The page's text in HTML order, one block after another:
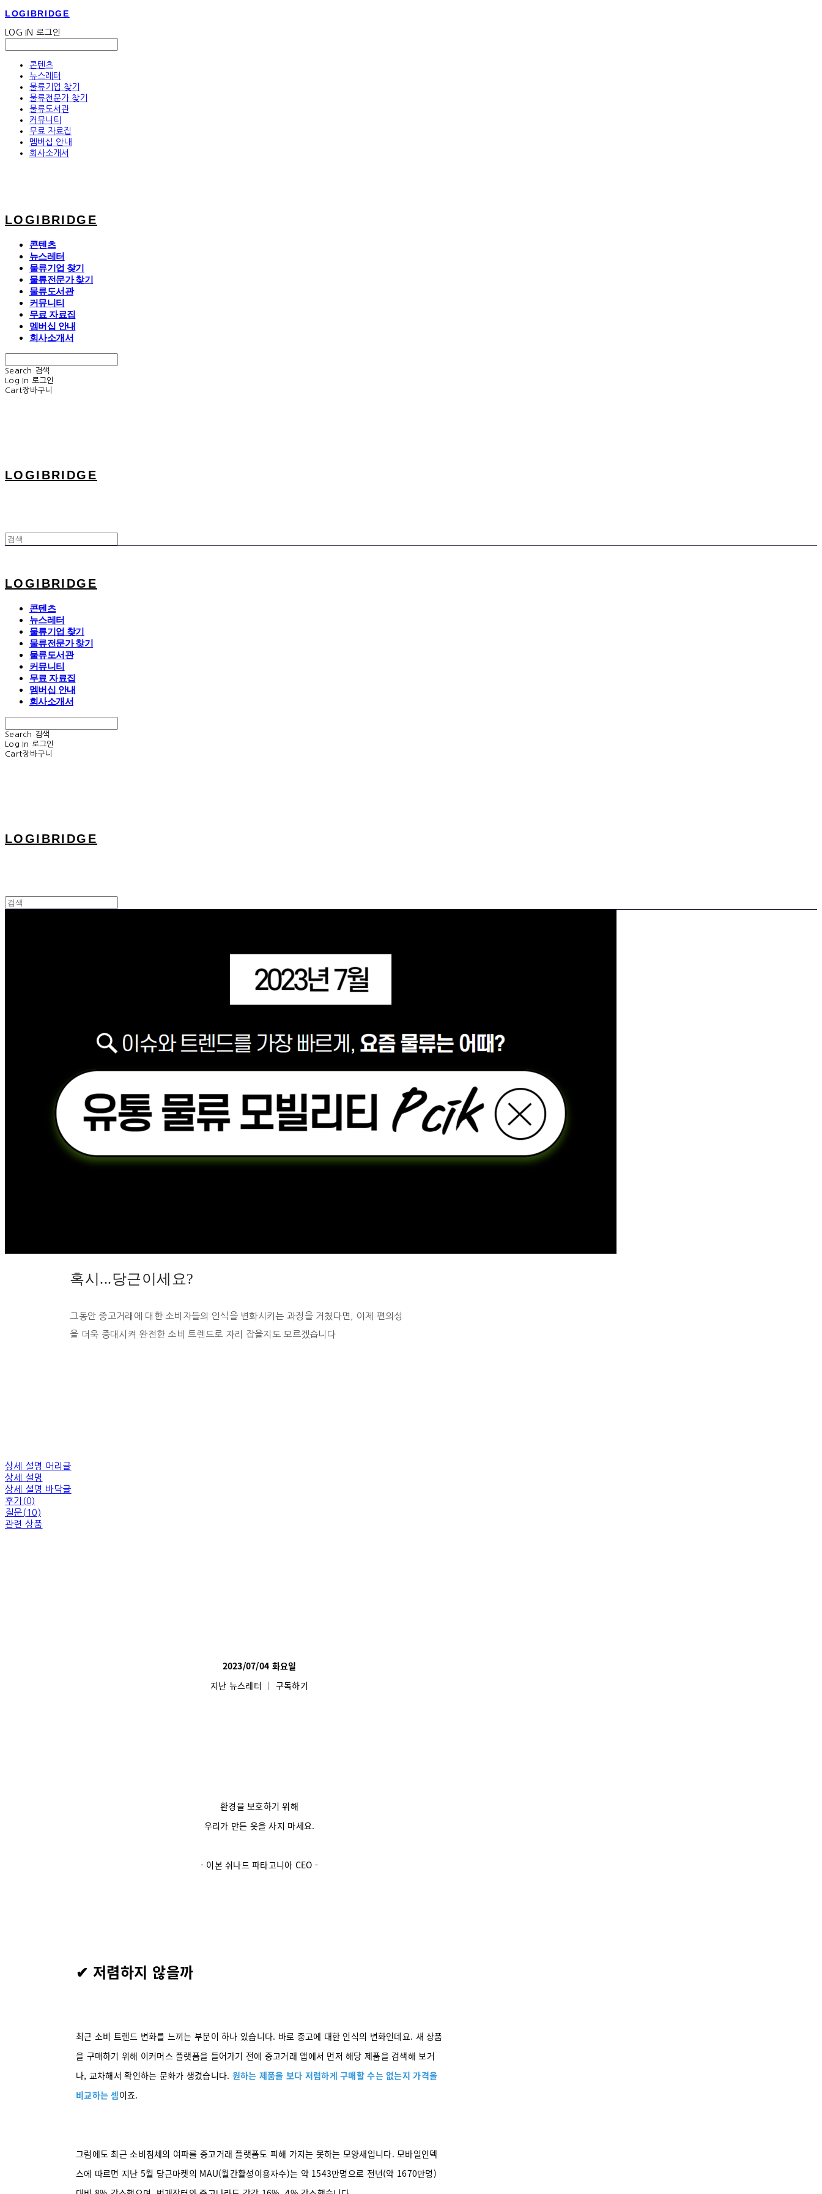
LOGIBRIDGE
LOG IN 로그인
콘텐츠
뉴스레터
물류기업 찾기
물류전문가 찾기
물류도서관
커뮤니티
무료 자료집
멤버십 안내
회사소개서
LOGIBRIDGE
콘텐츠
뉴스레터
물류기업 찾기
물류전문가 찾기
물류도서관
커뮤니티
무료 자료집
멤버십 안내
회사소개서
Search
검색
Log In 로그인
Cart장바구니
LOGIBRIDGE
LOGIBRIDGE
콘텐츠
뉴스레터
물류기업 찾기
물류전문가 찾기
물류도서관
커뮤니티
무료 자료집
멤버십 안내
회사소개서
Search
검색
Log In 로그인
Cart장바구니
LOGIBRIDGE
혹시...당근이세요?
그동안 중고거래에 대한 소비자들의 인식을 변화시키는 과정을 거쳤다면, 이제 편의성
을 더욱 증대시켜 완전한 소비 트렌드로 자리 잡을지도 모르겠습니다
상세 설명 머리글
상세 설명
상세 설명 바닥글
후기(0)
질문(10)
관련 상품
2023/07/04 화요일
지난 뉴스레터 │ 구독하기
환경을 보호하기 위해
우리가 만든 옷을 사지 마세요.
- 이본 쉬나드 파타고니아 CEO -
✔ 저렴하지 않을까
최근 소비 트렌드 변화를 느끼는 부분이 하나 있습니다. 바로 중고에 대한 인식의 변화인데요. 새 상품
을 구매하기 위해 이커머스 플랫폼을 들어가기 전에 중고거래 앱에서 먼저 해당 제품을 검색해 보거
나, 교차해서 확인하는 문화가 생겼습니다. 원하는 제품을 보다 저렴하게 구매할 수는 없는지 가격을
비교하는 셈이죠.
그럼에도 최근 소비침체의 여파를 중고거래 플랫폼도 피해 가지는 못하는 모양새입니다. 모바일인덱
스에 따르면 지난 5월 당근마켓의 MAU(월간활성이용자수)는 약 1543만명으로 전년(약 1670만명)